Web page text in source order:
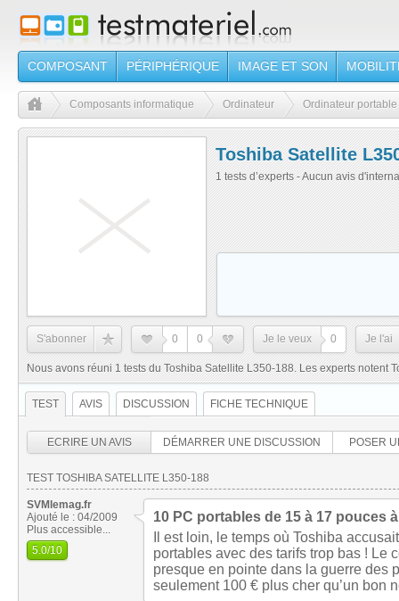
COMPOSANT PÉRIPHÉRIQUE IMAGE ET SON
Composants informatique Ordinateur Ordinateur portable
Toshiba Satellite
1 tests d’experts - Aucun avis
S'abonner 0 0 Je le veux 0 Je l'ai
Nous avons réuni 1 tests du Toshiba Satellite L350-188. Les experts notent
TEST AVIS DISCUSSION FICHE TECHNIQUE
ECRIRE UN AVIS DÉMARRER UNE DISCUSSION POSER
TEST TOSHIBA SATELLITE L350-188
SVMlemag.fr
Ajouté le : 04/2009
Plus accessible...
5.0/10
10 PC portables de 15 à 17 pouces
Il est loin, le temps où Toshiba
portables avec des tarifs trop bas ! Le
presque en pointe dans la guerre des
seulement 100 € plus cher qu’un bon